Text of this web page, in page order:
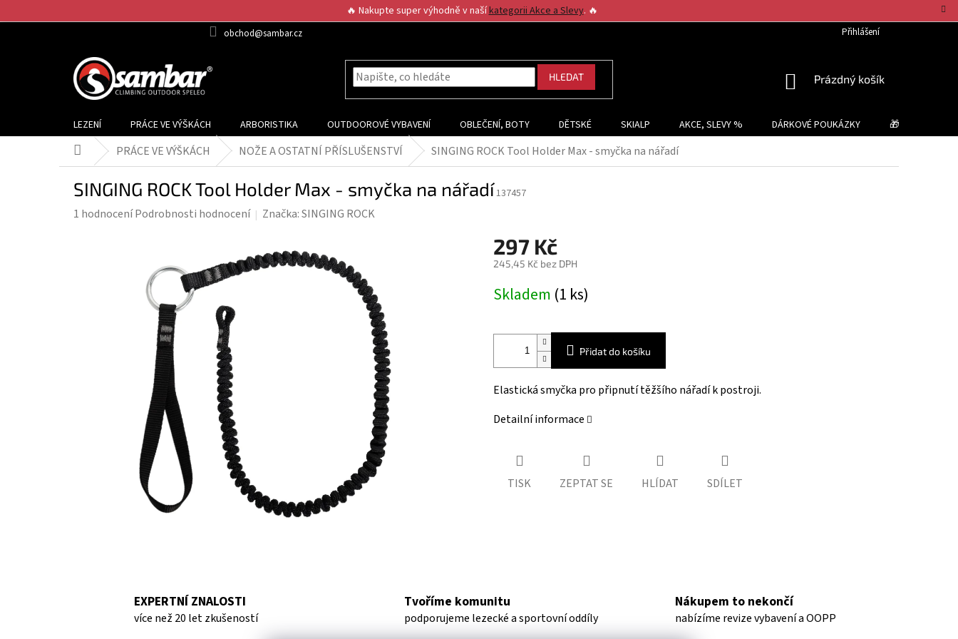
na
🔥 Nakupte super výhodně v našíkategorii Akce a Slevy. 🔥
obchod@sambar.cz Přihlášení
HLEDAT
NÁKUPNÍ
Prázdný košík
LEZENÍ PRÁCE VE VÝŠKÁCH ARBORISTIKA OUTDOOROVÉ VYBAVENÍ OBLEČENÍ, BOTY DĚTSKÉ SKIALP AKCE, SLEVY % DÁRKOVÉ POUKÁZKY 🎁 TIPY NA
Domů PRÁCE VE VÝŠKÁCH NOŽE A OSTATNÍ PŘÍSLUŠENSTVÍ SINGING ROCK Tool Holder Max - smyčka na nářadí
SINGING ROCK Tool Holder Max - smyčka na nářadí137457
Průměrné
1 hodnoceníPodrobnosti hodnocení Značka:SINGING ROCK
297 Kč
245,45 Kč bez DPH
cena:
Skladem (1 ks)
Přidat do košíku
Elastická smyčka pro připnutí těžšího nářadí k postroji.
Detailní informace
TISK ZEPTAT SE HLÍDAT SDÍLET
EXPERTNÍ ZNALOSTI
více než 20 let zkušeností
Tvoříme komunitu
podporujeme lezecké a sportovní oddíly
Nákupem to nekončí
nabízíme revize vybavení a OOPP